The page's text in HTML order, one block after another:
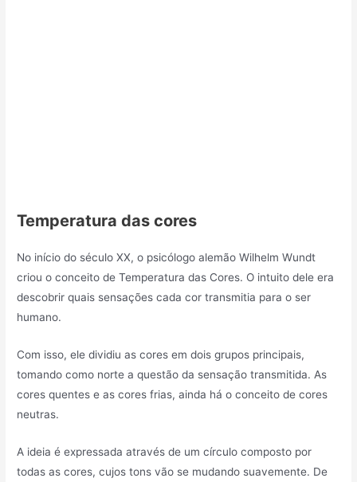
Temperatura das cores
No início do século XX, o psicólogo alemão Wilhelm Wundt
criou o conceito de Temperatura das Cores. O intuito dele era
descobrir quais sensações cada cor transmitia para o ser
humano.
Com isso, ele dividiu as cores em dois grupos principais,
tomando como norte a questão da sensação transmitida. As
cores quentes e as cores frias, ainda há o conceito de cores
neutras.
A ideia é expressada através de um círculo composto por
todas as cores, cujos tons vão se mudando suavemente. De